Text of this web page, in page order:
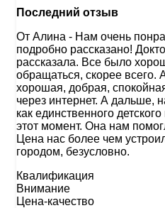
Последний отзыв
От Алина - Нам очень
подробно рассказано!
рассказала. Все было
обращаться, скорее
хорошая, добрая,
через интернет. А дальше,
как единственного
этот момент. Она нам
Цена нас более чем
городом, безусловно.
Квалификация
Внимание
Цена-качество